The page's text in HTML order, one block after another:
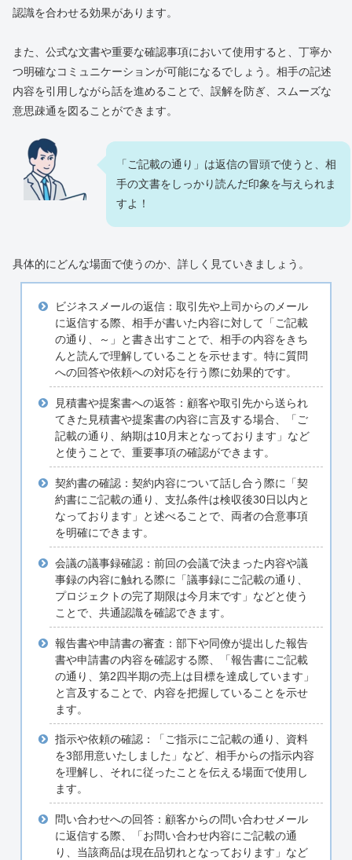
認識を合わせる効果があります。
また、公式な文書や重要な確認事項において使用すると、丁寧か
つ明確なコミュニケーションが可能になるでしょう。相手の記述
内容を引用しながら話を進めることで、誤解を防ぎ、スムーズな
意思疎通を図ることができます。
「ご記載の通り」は返信の冒頭で使うと、相
手の文書をしっかり読んだ印象を与えられま
すよ！
具体的にどんな場面で使うのか、詳しく見ていきましょう。
ビジネスメールの返信：取引先や上司からのメール
に返信する際、相手が書いた内容に対して「ご記載
の通り、～」と書き出すことで、相手の内容をきち
んと読んで理解していることを示せます。特に質問
への回答や依頼への対応を行う際に効果的です。
見積書や提案書への返答：顧客や取引先から送られ
てきた見積書や提案書の内容に言及する場合、「ご
記載の通り、納期は10月末となっております」など
と使うことで、重要事項の確認ができます。
契約書の確認：契約内容について話し合う際に「契
約書にご記載の通り、支払条件は検収後30日以内と
なっております」と述べることで、両者の合意事項
を明確にできます。
会議の議事録確認：前回の会議で決まった内容や議
事録の内容に触れる際に「議事録にご記載の通り、
プロジェクトの完了期限は今月末です」などと使う
ことで、共通認識を確認できます。
報告書や申請書の審査：部下や同僚が提出した報告
書や申請書の内容を確認する際、「報告書にご記載
の通り、第2四半期の売上は目標を達成しています」
と言及することで、内容を把握していることを示せ
ます。
指示や依頼の確認：「ご指示にご記載の通り、資料
を3部用意いたしました」など、相手からの指示内容
を理解し、それに従ったことを伝える場面で使用し
ます。
問い合わせへの回答：顧客からの問い合わせメール
に返信する際、「お問い合わせ内容にご記載の通
り、当該商品は現在品切れとなっております」など